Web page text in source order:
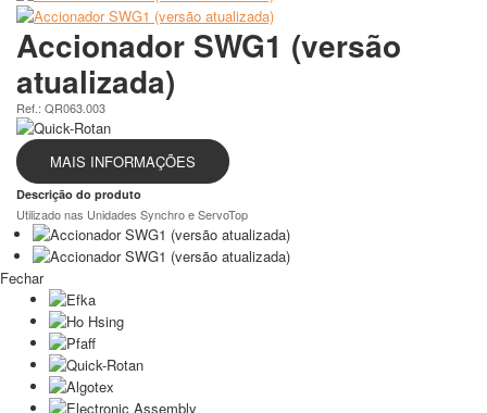
Accionador SWG1 (versão
atualizada)
Ref.: QR063.003
MAIS INFORMAÇÕES
Descrição do produto
Utilizado nas Unidades Synchro e ServoTop
Fechar